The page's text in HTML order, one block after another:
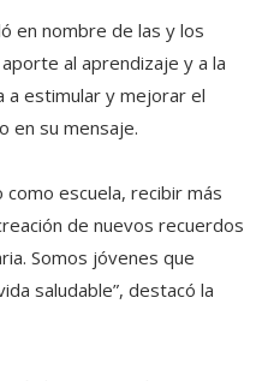
en nombre de las y los
al aprendizaje y a la
a estimular y mejorar el
en su mensaje.
como escuela, recibir más
de nuevos recuerdos
Somos jóvenes que
saludable”, destacó la